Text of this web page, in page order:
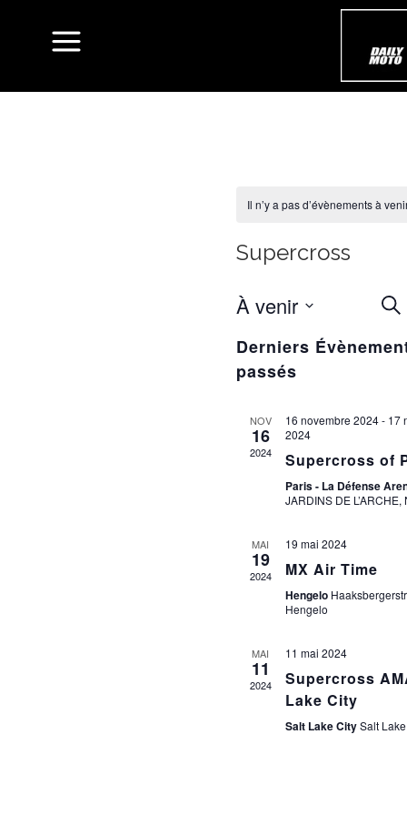
Il n’y a pas d’évènements à
Supercross
ET
À venir
une
date.
Derniers
passés
NOV
16
2024
16 novembre 2024- 17
2024
Supercross of
Paris - La Défense
JARDINS DE
MAI
19
2024
19 mai 2024
MX Air Time
Hengelo
Hengelo
MAI
11
2024
11 mai 2024
Supercross
Lake City
Salt Lake CitySalt